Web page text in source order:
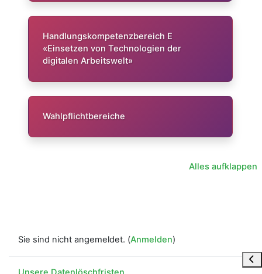
Handlungskompetenzbereich E
«Einsetzen von Technologien der
digitalen Arbeitswelt»
Wahlpflichtbereiche
Alles aufklappen
Sie sind nicht angemeldet. (Anmelden)